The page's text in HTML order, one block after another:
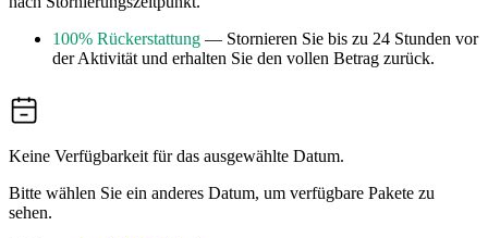
100% Rückerstattung — Stornieren Sie bis zu 24 Stunden vor
der Aktivität und erhalten Sie den vollen Betrag zurück.
Keine Verfügbarkeit für das ausgewählte Datum.
Bitte wählen Sie ein anderes Datum, um verfügbare Pakete zu
sehen.